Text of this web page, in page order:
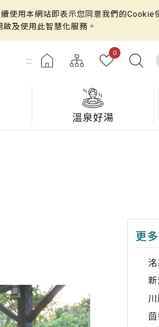
使用本網站即表示您同意我們的Cookie
及使用此智慧化服務。
:::
0
溫泉好湯
更